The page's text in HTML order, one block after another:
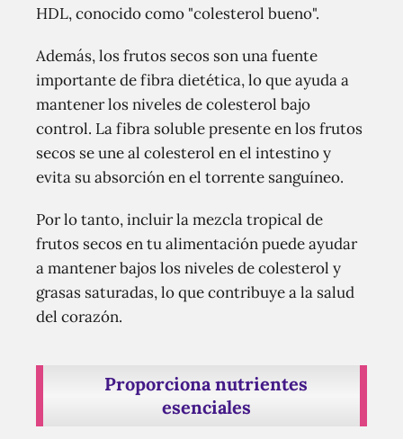
HDL, conocido como "colesterol bueno".
Además, los frutos secos son una fuente
importante de fibra dietética, lo que ayuda a
mantener los niveles de colesterol bajo
control. La fibra soluble presente en los frutos
secos se une al colesterol en el intestino y
evita su absorción en el torrente sanguíneo.
Por lo tanto, incluir la mezcla tropical de
frutos secos en tu alimentación puede ayudar
a mantener bajos los niveles de colesterol y
grasas saturadas, lo que contribuye a la salud
del corazón.
Proporciona nutrientes
esenciales